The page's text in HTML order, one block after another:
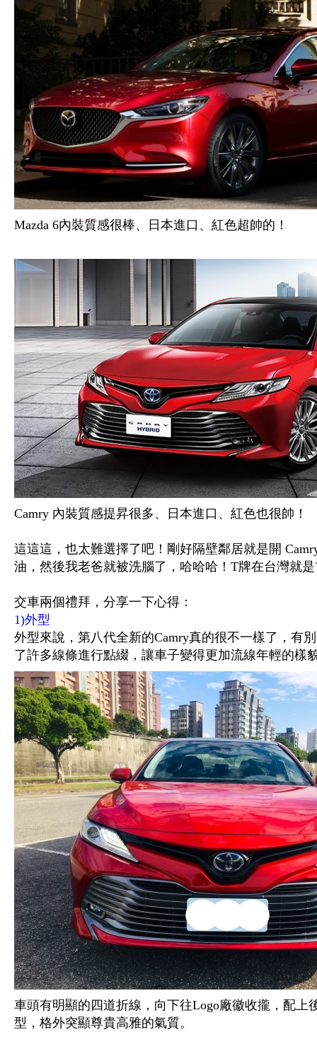
Mazda 6內裝質感很棒、日本進口、紅色超帥的！
Camry 內裝質感提昇很多、日本進口、紅色也很帥！
這這這，也太難選擇了吧！剛好隔壁鄰居就是開
油，然後我老爸就被洗腦了，哈哈哈！T牌在台灣就
交車兩個禮拜，分享一下心得：
1)外型
外型來說，第八代全新的Camry真的很不一樣了，有
了許多線條進行點綴，讓車子變得更加流線年輕的樣
車頭有明顯的四道折線，向下往Logo廠徽收攏，配上
型，格外突顯尊貴高雅的氣質。